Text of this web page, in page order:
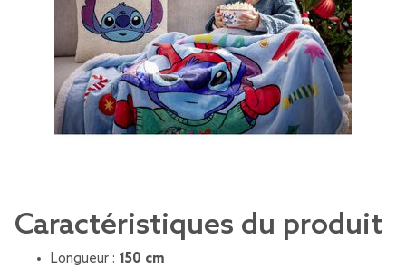
Caractéristiques du produit
Longueur : 150 cm